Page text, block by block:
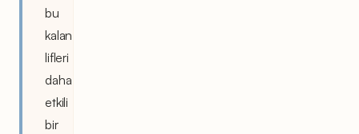
bu
kalan
lifleri
daha
etkili
bir